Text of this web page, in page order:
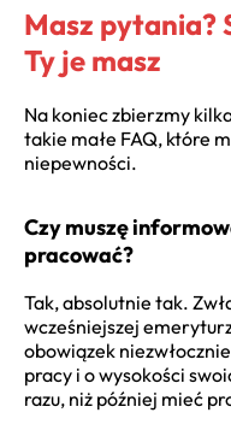
Masz pytania?
Ty je masz
Na koniec zbierzmy
takie małe FAQ, które
niepewności.
Czy muszę
pracować?
Tak, absolutnie tak.
wcześniejszej
obowiązek
pracy i o wysokości
razu, niż później mieć